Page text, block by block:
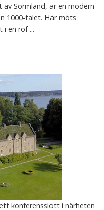
Sörmland, är en modern
1000-talet. Här möts
i en rof ...
konferensslott i närheten